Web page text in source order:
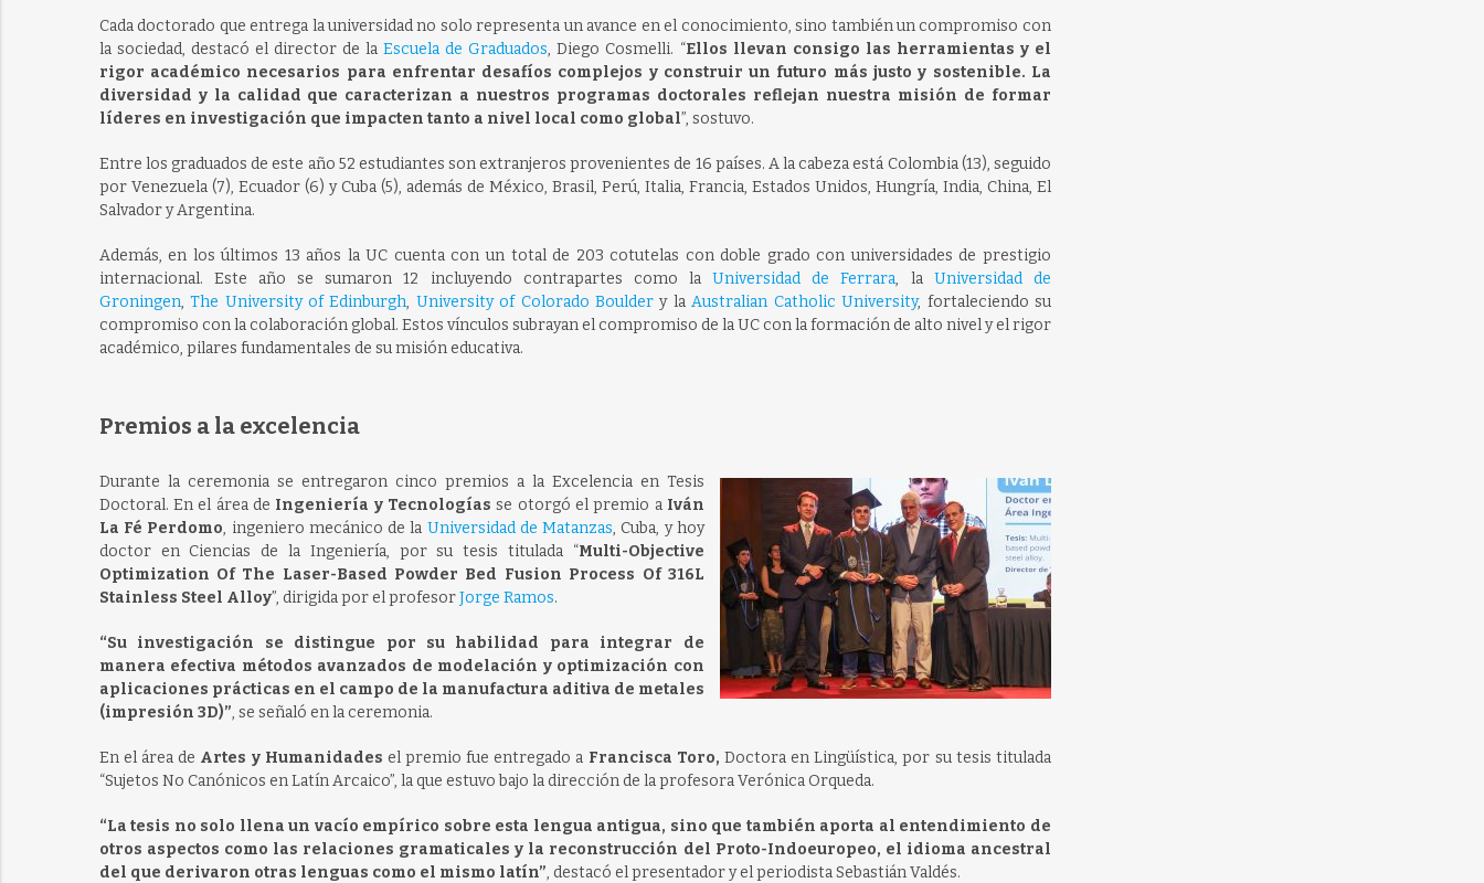
Cada doctorado que entrega la universidad no solo representa un avance en el conocimiento, sino también un compromiso con
la sociedad, destacó el director de laEscuela de Graduados, Diego Cosmelli. “Ellos llevan consigo las herramientas y el
rigor académico necesarios para enfrentar desafíos complejos y construir un futuro más justo y sostenible. La
diversidad y la calidad que caracterizan a nuestros programas doctorales reflejan nuestra misión de formar
líderes en investigación que impacten tanto a nivel local como global”, sostuvo.
Entre los graduados de este año 52 estudiantes son extranjeros provenientes de 16 países. A la cabeza está Colombia (13), seguido
por Venezuela (7), Ecuador (6) y Cuba (5), además de México, Brasil, Perú, Italia, Francia, Estados Unidos, Hungría, India, China, El
Salvador y Argentina.
Además, en los últimos 13 años la UC cuenta con un total de 203 cotutelas con doble grado con universidades de prestigio
internacional. Este año se sumaron 12 incluyendo contrapartes como laUniversidad de Ferrara, la Universidad de
Groningen,The University of Edinburgh, University of Colorado Boulder y laAustralian Catholic University, fortaleciendo su
compromiso con la colaboración global. Estos vínculos subrayan el compromiso de la UC con la formación de alto nivel y el rigor
académico, pilares fundamentales de su misión educativa.
Premios a la excelencia
Durante la ceremonia se entregaron cinco premios a la Excelencia en Tesis
Doctoral. En el área de Ingeniería y Tecnologías se otorgó el premio aIván
La Fé Perdomo, ingeniero mecánico de la Universidad de Matanzas, Cuba, y hoy
doctor en Ciencias de la Ingeniería, por su tesis titulada “Multi-Objective
Optimization Of The Laser-Based Powder Bed Fusion Process Of 316L
Stainless Steel Alloy”, dirigida por el profesorJorge Ramos.
“Su investigación se distingue por su habilidad para integrar de
manera efectiva métodos avanzados de modelación y optimización con
aplicaciones prácticas en el campo de la manufactura aditiva de metales
(impresión 3D)”, se señaló en la ceremonia.
En el área de Artes y Humanidades el premio fue entregado a Francisca Toro, Doctora en Lingüística, por su tesis titulada
“Sujetos No Canónicos en Latín Arcaico”, la que estuvo bajo la dirección de la profesora Verónica Orqueda.
“La tesis no solo llena un vacío empírico sobre esta lengua antigua, sino que también aporta al entendimiento de
otros aspectos como las relaciones gramaticales y la reconstrucción del Proto-Indoeuropeo, el idioma ancestral
del que derivaron otras lenguas como el mismo latín”, destacó el presentador y el periodista Sebastián Valdés.